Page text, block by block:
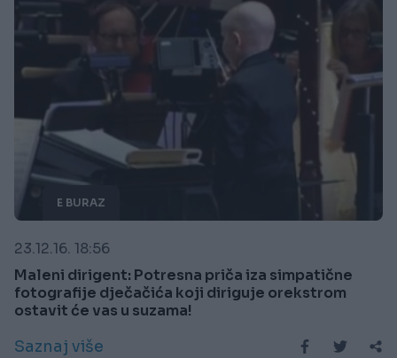
E BURAZ
23.12.16. 18:56
Maleni dirigent: Potresna priča iza simpatične
fotografije dječačića koji diriguje orekstrom
ostavit će vas u suzama!
Saznaj više